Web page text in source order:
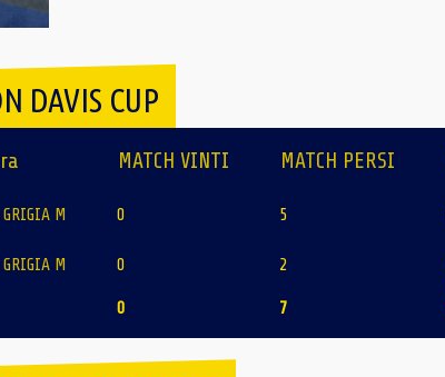
DAVIS CUP
MATCH VINTI MATCH PERSI
GRIGIA M 0 5
GRIGIA M 0 2
0 7